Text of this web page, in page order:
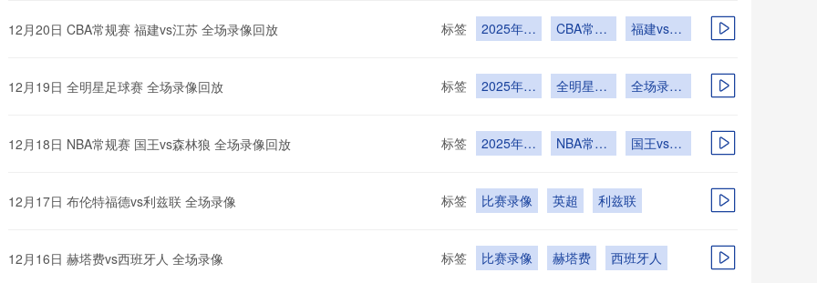
12月20日 CBA常规赛 福建vs江苏 全场录像回放
标签
2025年
12月16日
CBA常规
赛
福建vs江
苏
12月19日 全明星足球赛 全场录像回放 标签
2025年
12月14日
全明星足
球赛
全场录像
回放
12月18日 NBA常规赛 国王vs森林狼 全场录像回放 标签
2025年
12月15日
NBA常规
赛
国王vs森
林狼
12月17日 布伦特福德vs利兹联 全场录像 标签 比赛录像 英超 利兹联
12月16日 赫塔费vs西班牙人 全场录像 标签 比赛录像 赫塔费 西班牙人